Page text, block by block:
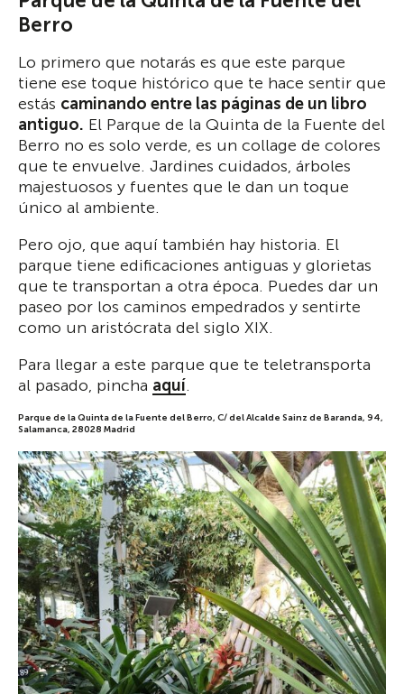
Berro
Lo primero que notarás es que este parque
tiene ese toque histórico que te hace sentir que
estás caminando entre las páginas de un libro
antiguo. El Parque de la Quinta de la Fuente del
Berro no es solo verde, es un collage de colores
que te envuelve. Jardines cuidados, árboles
majestuosos y fuentes que le dan un toque
único al ambiente.
Pero ojo, que aquí también hay historia. El
parque tiene edificaciones antiguas y glorietas
que te transportan a otra época. Puedes dar un
paseo por los caminos empedrados y sentirte
como un aristócrata del siglo XIX.
Para llegar a este parque que te teletransporta
al pasado, pincha aquí.
Parque de la Quinta de la Fuente del Berro, C/ del Alcalde Sainz de Baranda, 94,
Salamanca, 28028 Madrid